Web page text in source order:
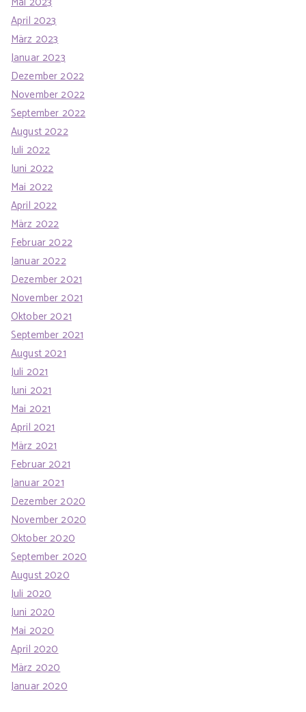
April 2023
März 2023
Januar 2023
Dezember 2022
November 2022
September 2022
August 2022
Juli 2022
Juni 2022
Mai 2022
April 2022
März 2022
Februar 2022
Januar 2022
Dezember 2021
November 2021
Oktober 2021
September 2021
August 2021
Juli 2021
Juni 2021
Mai 2021
April 2021
März 2021
Februar 2021
Januar 2021
Dezember 2020
November 2020
Oktober 2020
September 2020
August 2020
Juli 2020
Juni 2020
Mai 2020
April 2020
März 2020
Januar 2020